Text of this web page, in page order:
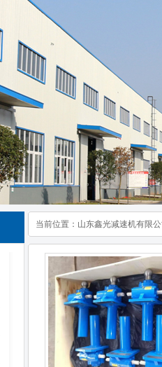
当前位置： 山东鑫光减速机有限